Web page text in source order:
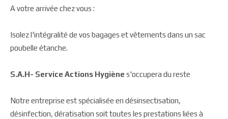
A votre arrivée chez vous :
Isolez l'intégralité de vos bagages et vêtements dans un sac
poubelle étanche.
S.A.H- Service Actions Hygiène s'occupera du reste
Notre entreprise est spécialisée en désinsectisation,
désinfection, dératisation soit toutes les prestations liées à